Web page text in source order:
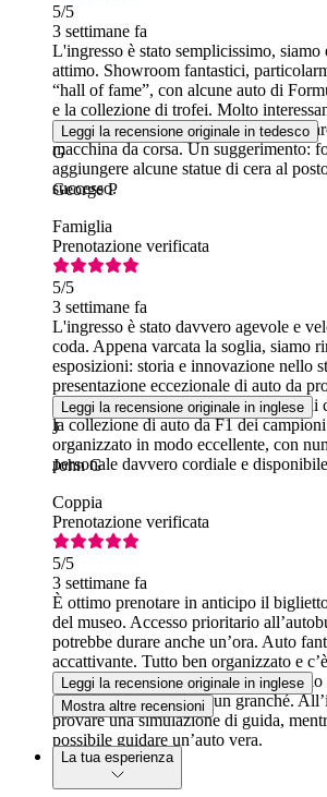
5/5
3 settimane fa
L'ingresso è stato semplicissimo,
attimo. Showroom fantastici,
“hall of fame”, con alcune auto di
e la collezione di trofei. Molto
fotografica, dove ci si può far
macchina da corsa. Un suggerimento:
aggiungere alcune statue di cera al
successo.
Leggi la recensione originale in tedesco
G
George P
Famiglia
Prenotazione verificata
5/5
3 settimane fa
L'ingresso è stato davvero agevole e
coda. Appena varcata la soglia, siamo
esposizioni: storia e innovazione nello
presentazione eccezionale di auto da
genere, fino alla ciliegina sulla torta (di
la collezione di auto da F1 dei
organizzato in modo eccellente, con
personale davvero cordiale e
Leggi la recensione originale in inglese
J
John G
Coppia
Prenotazione verificata
5/5
3 settimane fa
È ottimo prenotare in anticipo il
del museo. Accesso prioritario
potrebbe durare anche un’ora. Auto
accattivante. Tutto ben organizzato e
bar al centro è buono, ma evitate quello
strada (Café 27): non è un granché.
provare una simulazione di guida,
possibile guidare un’auto vera.
Leggi la recensione originale in inglese
Mostra altre recensioni
La tua esperienza